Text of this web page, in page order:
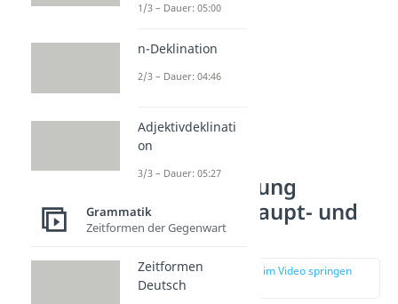
Kommasetzung
Übungen: Haupt- und
Nebensätze
zur Stelle im Video springen
1/3 – Dauer: 05:00
n-Deklination
2/3 – Dauer: 04:46
Adjektivdeklinati
on
3/3 – Dauer: 05:27
Grammatik
Zeitformen der Gegenwart
Zeitformen
Deutsch